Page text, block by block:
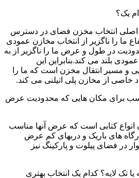
یک؟
اصلی انتخاب مخزن فضای در دسترس
ما را ناگزیر از انتخاب مخازن عمودی
در طول و عرض ما را ناگزیر از به
بلند می کند.بنابراین این
و مسیر انتقال مخزن است که ما را
خاصی از مخازن پلی اتیلنی می کند.
برای مکان هایی که محدودیت عرض
انواع کتابی است که عرض آنها مناسب
های باریک و دربهای کم عرض
در فضای پیلوت و پارکینگ نیز
تک لایه؟ کدام یک انتخاب بهتری